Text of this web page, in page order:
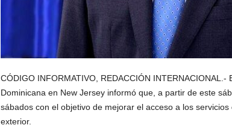
CÓDIGO INFORMATIVO, REDACCIÓN
Dominicana en New Jersey informó que, a partir de este
sábados con el objetivo de mejorar el acceso a los
exterior.